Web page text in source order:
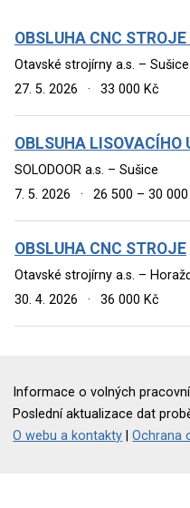
OBSLUHA CNC
Otavské strojírny a.s. – Sušice
27. 5. 2026
· 33 000 Kč
OBLSUHA LISOVACÍHO
SOLODOOR a.s. – Sušice
7. 5. 2026
· 26 500 – 30
OBSLUHA CNC STROJE
Otavské strojírny a.s. –
30. 4. 2026
· 36 000 Kč
Informace o volných
Poslední aktualizace dat
O webu a kontakty |Ochrana